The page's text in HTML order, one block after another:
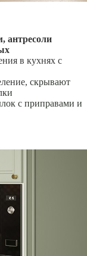
антресоли
в кухнях с
скрывают
с приправами и